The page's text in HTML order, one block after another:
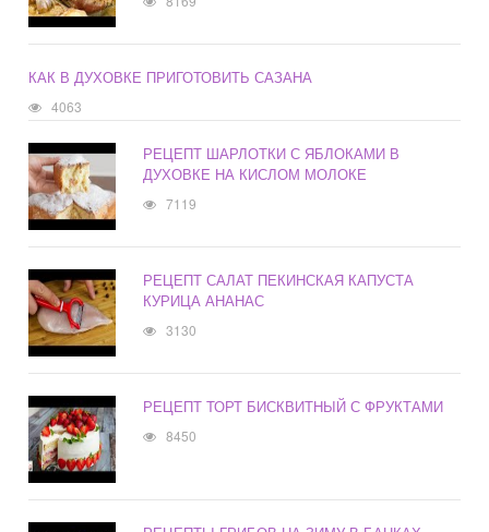
КАК В ДУХОВКЕ ПРИГОТОВИТЬ САЗАНА
4063
РЕЦЕПТ ШАРЛОТКИ С ЯБЛОКАМИ В
ДУХОВКЕ НА КИСЛОМ МОЛОКЕ
7119
РЕЦЕПТ САЛАТ ПЕКИНСКАЯ КАПУСТА
КУРИЦА АНАНАС
3130
РЕЦЕПТ ТОРТ БИСКВИТНЫЙ С ФРУКТАМИ
8450